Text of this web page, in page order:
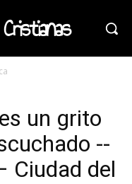
un grito
--
Ciudad del